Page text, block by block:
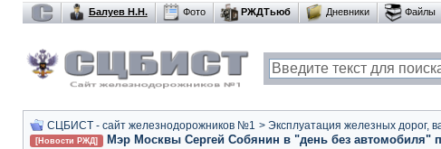
Балуев Н.Н. Фото РЖДТьюб Дневники Файлы
СЦБИСТ - сайт железнодорожников №1 > Эксплуатация железных дорог,
[Новости РЖД] Мэр Москвы Сергей Собянин в "день без автомобиля"